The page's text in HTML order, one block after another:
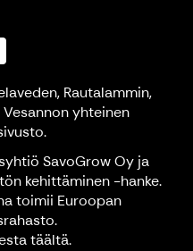
Rautalammin,
yhteinen
SavoGrow Oy ja
kehittäminen -hanke.
toimii Euroopan
täältä.